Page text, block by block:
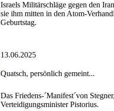
Israels Militärschläge gegen den
sie ihm mitten in den Atom-
Geburtstag.
13.06.2025
Quatsch, persönlich gemeint...
Das Friedens-´Manifest´von
Verteidigungsminister Pistorius.